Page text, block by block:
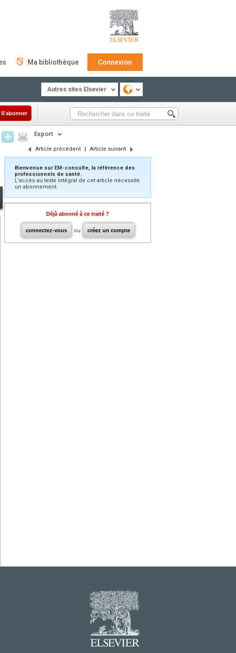
Ma bibliothèque Connexion
Autres sites Elsevier
S'abonner
Export
Article précédent | Article suivant
Bienvenue sur EM-consulte, la référence des
professionnels de santé.
L’accès au texte intégral de cet article nécessite
un abonnement.
Déjà abonné à ce traité ?
connectez-vous ou créez un compte